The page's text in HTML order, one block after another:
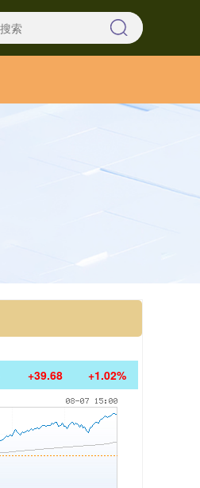
+39.68 +1.02%